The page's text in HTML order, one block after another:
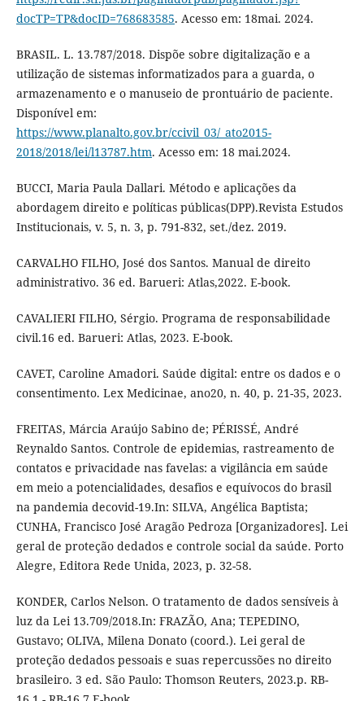
docTP=TP&docID=768683585. Acesso em: 18mai. 2024.
BRASIL. L. 13.787/2018. Dispõe sobre digitalização e a
utilização de sistemas informatizados para a guarda, o
armazenamento e o manuseio de prontuário de paciente.
Disponível em:
https://www.planalto.gov.br/ccivil_03/_ato2015-
2018/2018/lei/l13787.htm. Acesso em: 18 mai.2024.
BUCCI, Maria Paula Dallari. Método e aplicações da
abordagem direito e políticas públicas(DPP).Revista Estudos
Institucionais, v. 5, n. 3, p. 791-832, set./dez. 2019.
CARVALHO FILHO, José dos Santos. Manual de direito
administrativo. 36 ed. Barueri: Atlas,2022. E-book.
CAVALIERI FILHO, Sérgio. Programa de responsabilidade
civil.16 ed. Barueri: Atlas, 2023. E-book.
CAVET, Caroline Amadori. Saúde digital: entre os dados e o
consentimento. Lex Medicinae, ano20, n. 40, p. 21-35, 2023.
FREITAS, Márcia Araújo Sabino de; PÉRISSÉ, André
Reynaldo Santos. Controle de epidemias, rastreamento de
contatos e privacidade nas favelas: a vigilância em saúde
em meio a potencialidades, desafios e equívocos do brasil
na pandemia decovid-19.In: SILVA, Angélica Baptista;
CUNHA, Francisco José Aragão Pedroza [Organizadores]. Lei
geral de proteção dedados e controle social da saúde. Porto
Alegre, Editora Rede Unida, 2023, p. 32-58.
KONDER, Carlos Nelson. O tratamento de dados sensíveis à
luz da Lei 13.709/2018.In: FRAZÃO, Ana; TEPEDINO,
Gustavo; OLIVA, Milena Donato (coord.). Lei geral de
proteção dedados pessoais e suas repercussões no direito
brasileiro. 3 ed. São Paulo: Thomson Reuters, 2023.p. RB-